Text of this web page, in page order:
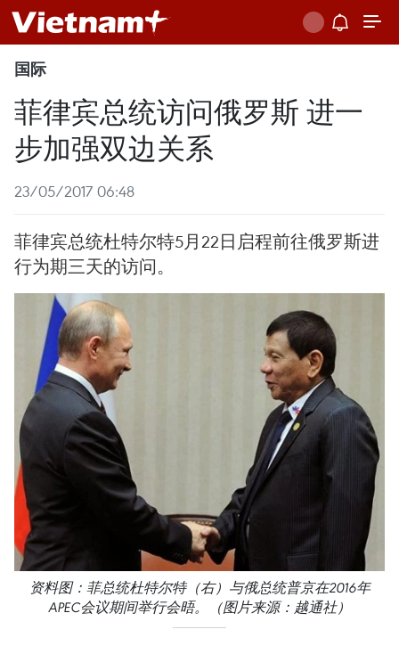
国际
菲律宾总统访问俄罗斯 进一
步加强双边关系
23/05/2017 06:48
菲律宾总统杜特尔特5月22日启程前往俄罗斯进
行为期三天的访问。
资料图：菲总统杜特尔特（右）与俄总统普京在2016年
APEC会议期间举行会晤。（图片来源：越通社）